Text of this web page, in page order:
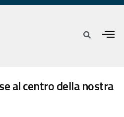
al centro della nostra